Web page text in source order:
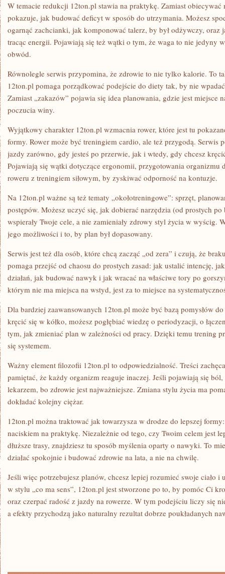
W temacie redukcji 12ton.pl stawia na praktykę. Zamiast obiecywać
pokazuje, jak budować deficyt w sposób do utrzymania. Możesz
ogarnąć zachcianki, jak komponować talerz, by był odżywczy, oraz
tracąc energii. Pojawiają się też wątki o tym, że waga to nie jedyny
obwód.
Równolegle serwis przypomina, że zdrowie to nie tylko kalorie. To
12ton.pl pomaga porządkować podejście do diety tak, by nie
Zamiast „zakazów” pojawia się idea planowania, gdzie jest miejsce
poczucia winy.
Wyjątkowy charakter 12ton.pl wzmacnia rower, które jest tu
formy. Rower może być treningiem cardio, ale też przygodą. Serwis
jazdy zarówno, gdy jesteś po przerwie, jak i wtedy, gdy chcesz
Pojawiają się wątki dotyczące ergonomii, przygotowania organizmu
roweru z treningiem siłowym, by zyskiwać odporność na kontuzje.
Na 12ton.pl ważne są też tematy „okołotreningowe”: sprzęt,
postępów. Możesz uczyć się, jak dobierać narzędzia (od prostych
wspierały Twoje cele, a nie zamieniały zdrowy styl życia w wyścig.
jego możliwości i to, by plan był dopasowany.
Serwis jest też dla osób, które chcą zacząć „od zera” i czują, że
pomaga przejść od chaosu do prostych zasad: jak ustalić intencję,
działań, jak budować nawyk i jak wracać na właściwe tory po
którym nie ma miejsca na wstyd, jest za to miejsce na
Dla bardziej zaawansowanych 12ton.pl może być bazą pomysłów
kręcić się w kółko, możesz pogłębiać wiedzę o periodyzacji, o
tym, jak zmieniać plan w zależności od pracy. Dzięki temu trening
się systemem.
Ważny element filozofii 12ton.pl to odpowiedzialność. Treści
pamiętać, że każdy organizm reaguje inaczej. Jeśli pojawiają się
lekarzem, bo zdrowie jest najważniejsze. Zmiana stylu życia ma
dokładać kolejny ciężar.
12ton.pl można traktować jak towarzysza w drodze do lepszej
naciskiem na praktykę. Niezależnie od tego, czy Twoim celem jest
dłuższe trasy, znajdziesz tu sposób myślenia oparty o nawyki. To
działać spokojnie i budować zdrowie na lata, a nie na chwilę.
Jeśli więc potrzebujesz planów, chcesz lepiej rozumieć swoje ciało
w stylu „co ma sens”, 12ton.pl jest stworzone po to, by pomóc Ci
oraz czerpać radość z jazdy na rowerze. W tym podejściu liczy się
a efekty przychodzą jako naturalny rezultat dobrze poukładanych